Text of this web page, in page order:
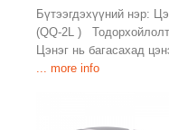
Бүтээгдэхүүний нэр:
(QQ-2L )
Цэнэг нь багасахад
... more info